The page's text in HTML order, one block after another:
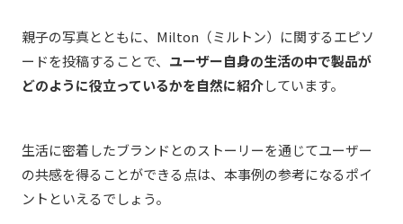
親子の写真とともに、Milton（ミルトン）に関するエピソ
ードを投稿することで、 ユーザー自身の生活の中で製品が
どのように役立っているかを自然に紹介しています。
生活に密着したブランドとのストーリーを通じてユーザー
の共感を得ることができる点は、本事例の参考になるポイ
ントといえるでしょう。